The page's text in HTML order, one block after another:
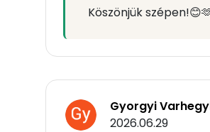
Köszönjük
Gyorgyi
2026.06.29